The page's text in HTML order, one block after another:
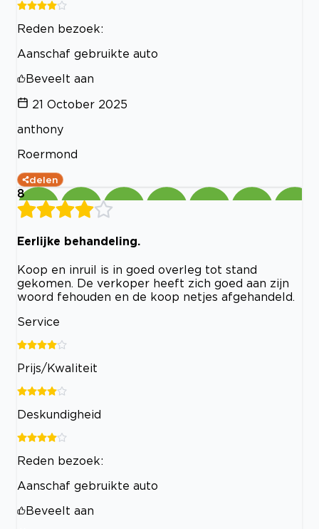
Reden bezoek:
Aanschaf gebruikte auto
Beveelt aan
21 October 2025
anthony
Roermond
delen
8
Eerlijke behandeling.
Koop en inruil is in goed overleg tot stand
gekomen. De verkoper heeft zich goed aan zijn
woord fehouden en de koop netjes afgehandeld.
Service
Prijs/Kwaliteit
Deskundigheid
Reden bezoek:
Aanschaf gebruikte auto
Beveelt aan